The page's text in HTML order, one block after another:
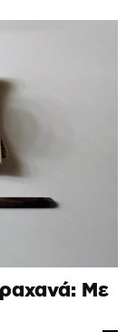
Με